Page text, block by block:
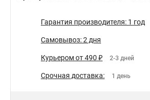
Гарантия производителя: 1 год
Самовывоз: 2 дня
Курьером от 490 ₽ 2-3 дней
Срочная доставка: 1 день